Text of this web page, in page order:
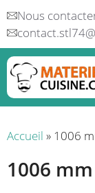
Aller
au
contenu
Nous
Accueil » 1006
1006 mm